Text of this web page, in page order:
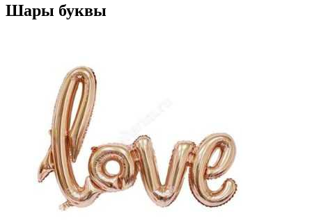
Шары буквы